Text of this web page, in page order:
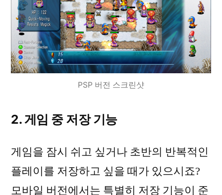
PSP 버전 스크린샷
2. 게임 중 저장 기능
게임을 잠시 쉬고 싶거나 초반의 반복적인
플레이를 저장하고 싶을 때가 있으시죠?
모바일 버전에서는 특별히 저장 기능이 준